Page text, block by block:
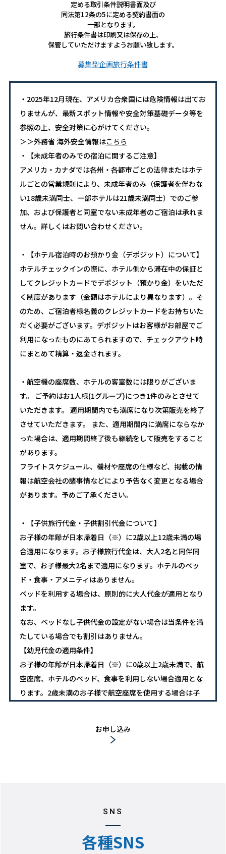
定める取引条件説明書面及び
同法第12条の5に定める契約書面の
一部となります。
旅行条件書は印刷又は保存の上、
保管していただけますようお願い致します。
募集型企画旅行条件書
・2025年12月現在、アメリカ合衆国には危険情報は出てお
りませんが、最新スポット情報や安全対策基礎データ等を
参照の上、安全対策に心がけてください。
＞＞外務省 海外安全情報はこちら
・【未成年者のみでの宿泊に関するご注意】
アメリカ・カナダでは各州・各都市ごとの法律またはホテ
ルごとの営業規則により、未成年者のみ（保護者を伴わな
い18歳未満同士、一部ホテルは21歳未満同士）でのご参
加、および保護者と同室でない未成年者のご宿泊は承れま
せん。詳しくはお問い合わせください。
・【ホテル宿泊時のお預かり金（デポジット）について】
ホテルチェックインの際に、ホテル側から滞在中の保証と
してクレジットカードでデポジット（預かり金）をいただ
く制度があります（金額はホテルにより異なります）。そ
のため、ご宿泊者様名義のクレジットカードをお持ちいた
だく必要がございます。デポジットはお客様がお部屋でご
利用になったものにあてられますので、チェックアウト時
にまとめて精算・返金されます。
・航空機の座席数、ホテルの客室数には限りがございま
す。 ご予約はお1人様(1グループ)につき1件のみとさせて
いただきます。 適用期間内でも満席になり次第販売を終了
させていただきます。 また、適用期間内に満席にならなか
った場合は、適用期間終了後も継続をして販売をすること
があります。
フライトスケジュール、機材や座席の仕様など、掲載の情
報は航空会社の諸事情などにより予告なく変更となる場合
があります。予めご了承ください。
・【子供旅行代金・子供割引代金について】
お子様の年齢が日本帰着日（※）に2歳以上12歳未満の場
合適用になります。お子様旅行代金は、大人2名と同伴同
室で、お子様最大2名まで適用になります。ホテルのベッ
ド・食事・アメニティはありません。
ベッドを利用する場合は、原則的に大人代金が適用となり
ます。
なお、ベッドなし子供代金の設定がない場合は当条件を満
たしている場合でも割引はありません。
【幼児代金の適用条件】
お子様の年齢が日本帰着日（※）に0歳以上2歳未満で、航
空座席、ホテルのベッド、食事を利用しない場合適用とな
ります。2歳未満のお子様で航空座席を使用する場合は子
場合があります。詳しくは担当者までお問い合わせくださ
となります。予めご了承ください。
お申し込み
SNS
各種SNS